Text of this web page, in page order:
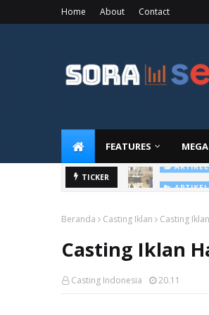
Home About Contact
FEATURES
TICKER
Beranda Casting Iklan Casting
Casting Iklan
Casting Indonesia 20.11